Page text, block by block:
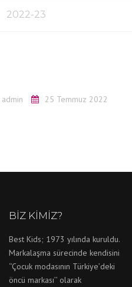
2022-23
admin
25 Temmuz 2022
BIZ KIMIZ?
Best Kids; 1973 yılında kuruldu.
Markalaşma sürecinde kendisini
‘’Çocuk modasının Türkiye’deki
öncü markası’’ olarak